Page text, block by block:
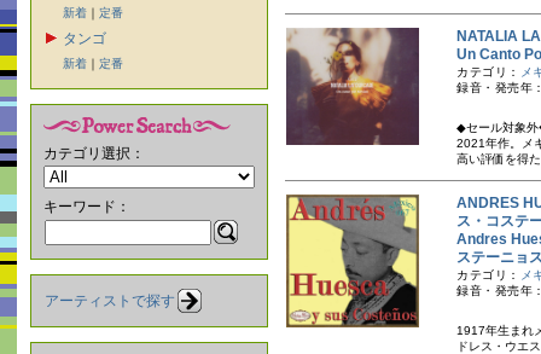
新着 ｜ 定番
タンゴ
新着 ｜ 定番
カテゴリ選択：
キーワード：
アーティストで探す
NATALIA
Un Canto
カテゴリ：
メ
録音・発売年
◆セール対象外
2021年作。メ
高い評価を得
ANDRES
ス・コステ
Andres
ステーニョ
カテゴリ：
メ
録音・発売年
1917年生まれ
ドレス・ウエ